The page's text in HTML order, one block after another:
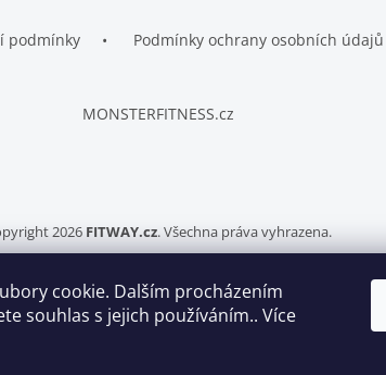
cookie. Dalším procházením
souhlas s jejich používáním.. Více
podmínky Podmínky ochrany osobních údajů
MONSTERFITNESS.cz
Vytvořil Shoptet
2026 FITWAY.cz. Všechna práva vyhrazena.